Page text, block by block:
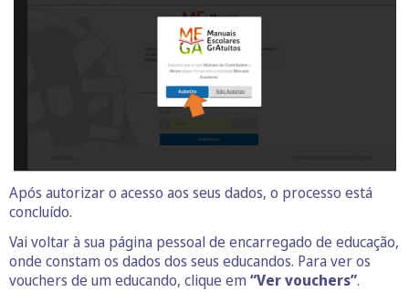
Após autorizar o acesso aos seus dados, o processo está
concluído.
Vai voltar à sua página pessoal de encarregado de educação,
onde constam os dados dos seus educandos. Para ver os
vouchers de um educando, clique em “Ver vouchers”.